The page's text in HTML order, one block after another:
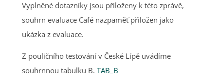
Vyplněné dotazníky jsou přiloženy k této zprávě,
souhrn evaluace Café nazpaměť přiložen jako
ukázka z evaluace.
Z pouličního testování v České Lípě uvádíme
souhrnnou tabulku B. TAB_B